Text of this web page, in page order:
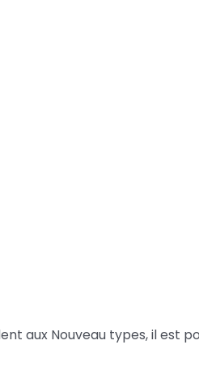
aux Nouveau types, il est